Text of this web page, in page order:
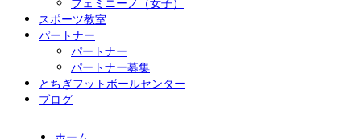
スポーツ教室
パートナー
パートナー
パートナー募集
とちぎフットボールセンター
ブログ